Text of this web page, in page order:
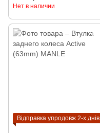
Нет в наличии
Відправка упродовж 2-х днів